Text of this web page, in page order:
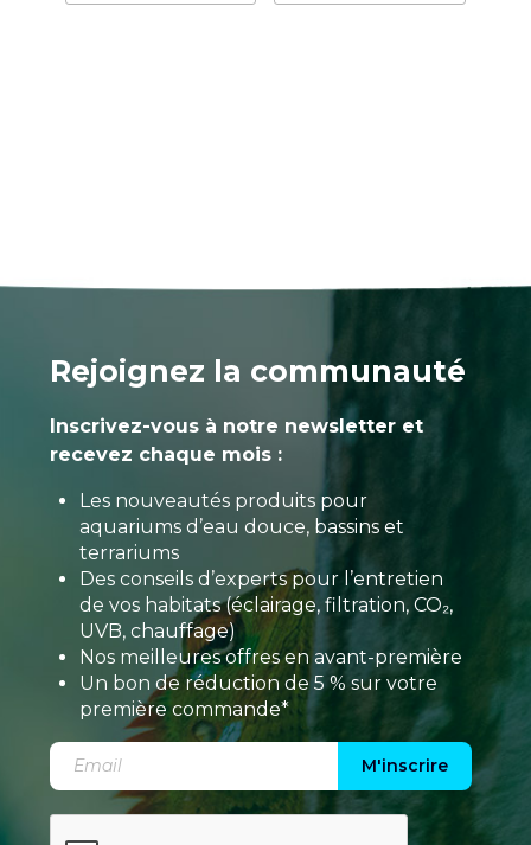
Rejoignez la communauté
Inscrivez-vous à notre newsletter et
recevez chaque mois :
Les nouveautés produits pour
aquariums d’eau douce, bassins et
terrariums
Des conseils d’experts pour l’entretien
de vos habitats (éclairage, filtration, CO₂,
UVB, chauffage)
Nos meilleures offres en avant-première
Un bon de réduction de 5 % sur votre
première commande*
M'inscrire